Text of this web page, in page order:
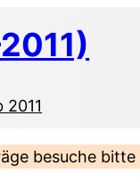
2011
besuche bitte